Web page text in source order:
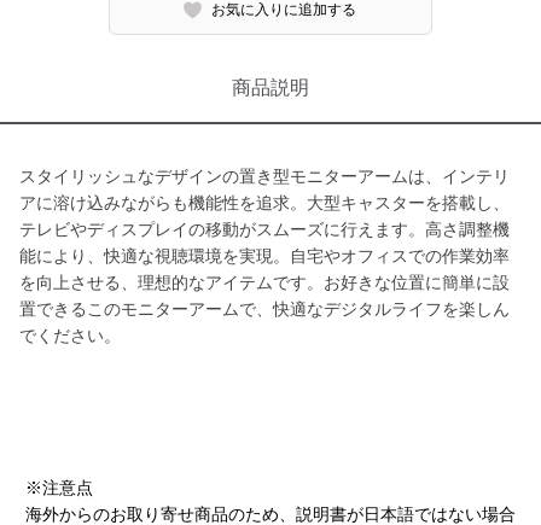
お気に入りに追加する
商品説明
スタイリッシュなデザインの置き型モニターアームは、インテリ
アに溶け込みながらも機能性を追求。大型キャスターを搭載し、
テレビやディスプレイの移動がスムーズに行えます。高さ調整機
能により、快適な視聴環境を実現。自宅やオフィスでの作業効率
を向上させる、理想的なアイテムです。お好きな位置に簡単に設
置できるこのモニターアームで、快適なデジタルライフを楽しん
でください。
※注意点
海外からのお取り寄せ商品のため、説明書が日本語ではない場合